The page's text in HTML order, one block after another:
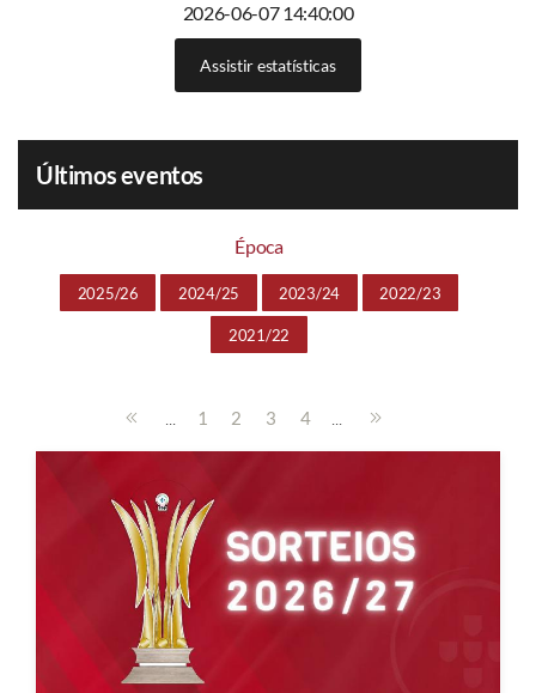
2026-06-07 14:40:00
Assistir estatísticas
Últimos eventos
Época
2025/26 2024/25 2023/24 2022/23
2021/22
... 1 2 3 4 ...